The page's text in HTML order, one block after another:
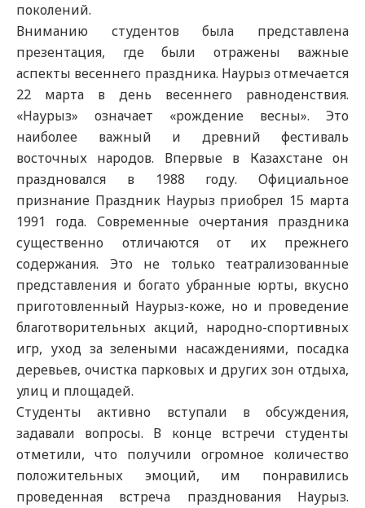
поколений.
Вниманию студентов была представлена
презентация, где были отражены важные
аспекты весеннего праздника. Наурыз отмечается
22 марта в день весеннего равноденствия.
«Наурыз» означает «рождение весны». Это
наиболее важный и древний фестиваль
восточных народов. Впервые в Казахстане он
праздновался в 1988 году. Официальное
признание Праздник Наурыз приобрел 15 марта
1991 года. Современные очертания праздника
существенно отличаются от их прежнего
содержания. Это не только театрализованные
представления и богато убранные юрты, вкусно
приготовленный Наурыз-коже, но и проведение
благотворительных акций, народно-спортивных
игр, уход за зелеными насаждениями, посадка
деревьев, очистка парковых и других зон отдыха,
улиц и площадей.
Студенты активно вступали в обсуждения,
задавали вопросы. В конце встречи студенты
отметили, что получили огромное количество
положительных эмоций, им понравились
проведенная встреча празднования Наурыз.